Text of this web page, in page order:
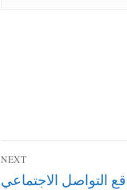
NEXT
التواصل الاجتماعي